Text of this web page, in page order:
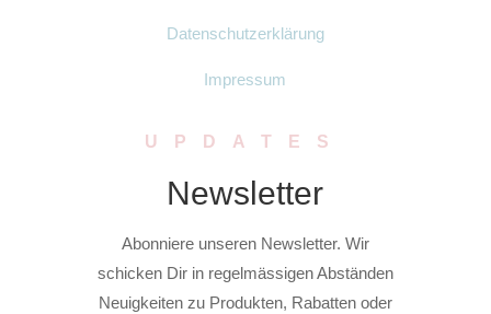
Datenschutzerklärung
Impressum
UPDATES
Newsletter
Abonniere unseren Newsletter. Wir
schicken Dir in regelmässigen Abständen
Neuigkeiten zu Produkten, Rabatten oder